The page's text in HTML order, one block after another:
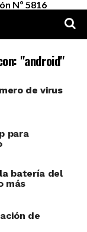
Nº 5816
"android"
de virus
para
batería del
más
de